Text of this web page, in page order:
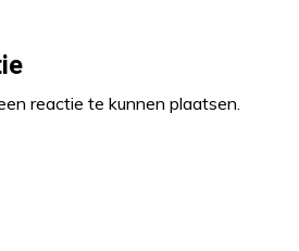
reactie te kunnen plaatsen.